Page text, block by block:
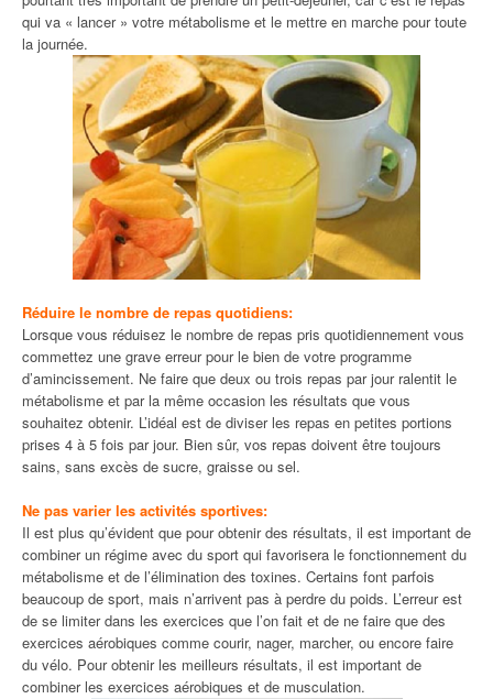
qui va « lancer » votre métabolisme et le mettre en marche pour toute
la journée.
Réduire le nombre de repas quotidiens:
Lorsque vous réduisez le nombre de repas pris quotidiennement vous
commettez une grave erreur pour le bien de votre programme
d’amincissement. Ne faire que deux ou trois repas par jour ralentit le
métabolisme et par la même occasion les résultats que vous
souhaitez obtenir. L’idéal est de diviser les repas en petites portions
prises 4 à 5 fois par jour. Bien sûr, vos repas doivent être toujours
sains, sans excès de sucre, graisse ou sel.
Ne pas varier les activités sportives:
Il est plus qu’évident que pour obtenir des résultats, il est important de
combiner un régime avec du sport qui favorisera le fonctionnement du
métabolisme et de l’élimination des toxines. Certains font parfois
beaucoup de sport, mais n’arrivent pas à perdre du poids. L’erreur est
de se limiter dans les exercices que l’on fait et de ne faire que des
exercices aérobiques comme courir, nager, marcher, ou encore faire
du vélo. Pour obtenir les meilleurs résultats, il est important de
combiner les exercices aérobiques et de musculation.